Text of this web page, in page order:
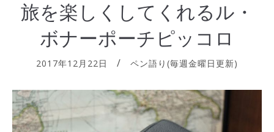
旅を楽しくしてくれるル・
ボナーポーチピッコロ
2017年12月22日 ペン語り(毎週金曜日更新)